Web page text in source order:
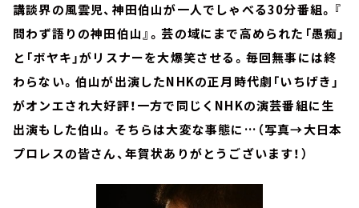
講談界の風雲児、神田伯山が一人でしゃべる30分番組。『
問わず語りの神田伯山』。芸の域にまで高められた「愚痴」
と「ボヤキ」がリスナーを大爆笑させる。毎回無事には終
わらない。伯山が出演したNHKの正月時代劇「いちげき」
がオンエされ大好評！一方で同じくNHKの演芸番組に生
出演もした伯山。そちらは大変な事態に…（写真→大日本
プロレスの皆さん、年賀状ありがとうございます！）